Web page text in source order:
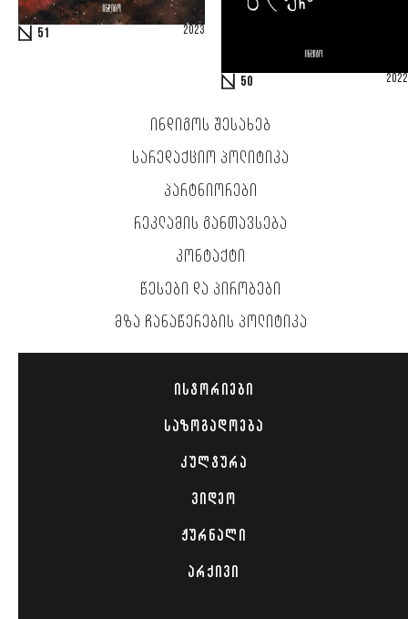
51 2023
50 2022
ᲘᲜᲓᲘᲒᲝᲡ ᲨᲔᲡᲐᲮᲔᲑ
ᲡᲐᲠᲔᲓᲐᲥᲪᲘᲝ ᲞᲝᲚᲘᲢᲘᲙᲐ
ᲞᲐᲠᲢᲜᲘᲝᲠᲔᲑᲘ
ᲠᲔᲙᲚᲐᲛᲘᲡ ᲒᲐᲜᲗᲐᲕᲡᲔᲑᲐ
ᲙᲝᲜᲢᲐᲥᲢᲘ
ᲬᲔᲡᲔᲑᲘ ᲓᲐ ᲞᲘᲠᲝᲑᲔᲑᲘ
ᲛᲖᲐ ᲩᲐᲜᲐᲬᲔᲠᲔᲑᲘᲡ ᲞᲝᲚᲘᲢᲘᲙᲐ
ᲘᲡᲢᲝᲠᲘᲔᲑᲘ
ᲡᲐᲖᲝᲒᲐᲓᲝᲔᲑᲐ
ᲙᲣᲚᲢᲣᲠᲐ
ᲕᲘᲓᲔᲝ
ᲟᲣᲠᲜᲐᲚᲘ
ᲐᲠᲥᲘᲕᲘ